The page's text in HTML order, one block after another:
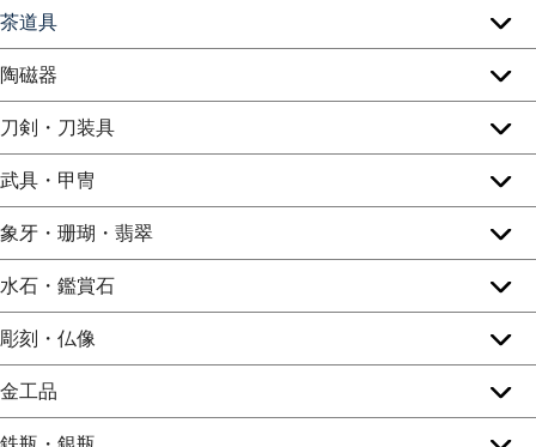
茶道具
陶磁器
刀剣・刀装具
武具・甲冑
象牙・珊瑚・翡翠
水石・鑑賞石
彫刻・仏像
金工品